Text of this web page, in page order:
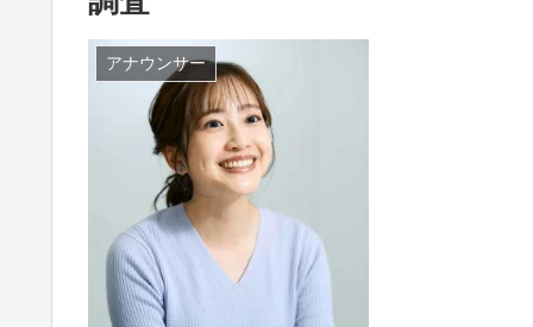
アナウンサー